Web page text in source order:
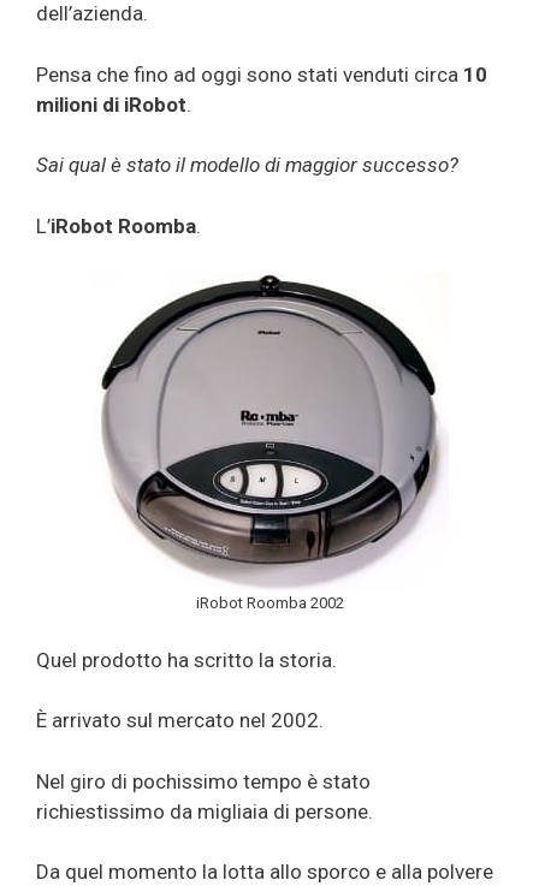
dell’azienda.
Pensa che fino ad oggi sono stati venduti circa 10
milioni di iRobot.
Sai qual è stato il modello di maggior successo?
L’iRobot Roomba.
iRobot Roomba 2002
Quel prodotto ha scritto la storia.
È arrivato sul mercato nel 2002.
Nel giro di pochissimo tempo è stato
richiestissimo da migliaia di persone.
Da quel momento la lotta allo sporco e alla polvere